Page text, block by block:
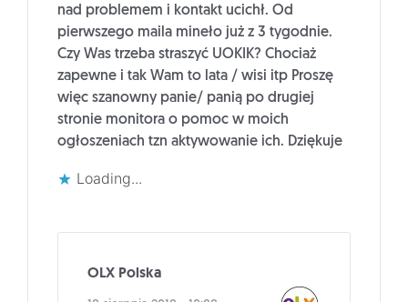
nad problemem i kontakt ucichł. Od
pierwszego maila mineło już z 3 tygodnie.
Czy Was trzeba straszyć UOKIK? Chociaż
zapewne i tak Wam to lata / wisi itp Proszę
więc szanowny panie/ panią po drugiej
stronie monitora o pomoc w moich
ogłoszeniach tzn aktywowanie ich. Dziękuje
Loading...
OLX Polska